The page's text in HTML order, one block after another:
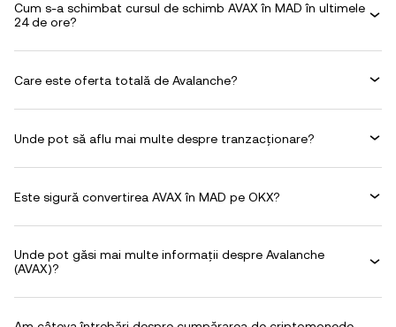
Cum s-a schimbat cursul de schimb AVAX în MAD în ultimele
24 de ore?
Care este oferta totală de Avalanche?
Unde pot să aflu mai multe despre tranzacționare?
Este sigură convertirea AVAX în MAD pe OKX?
Unde pot găsi mai multe informații despre Avalanche
(AVAX)?